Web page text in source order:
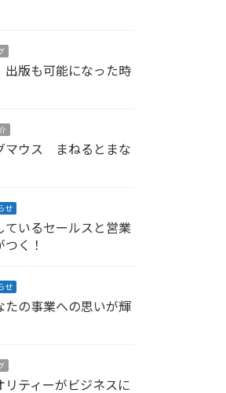
出版も可能になった時
マウス まねるとまな
せ
ているセールスと営業
く！
せ
たの事業への思いが輝
リティーがビジネスに